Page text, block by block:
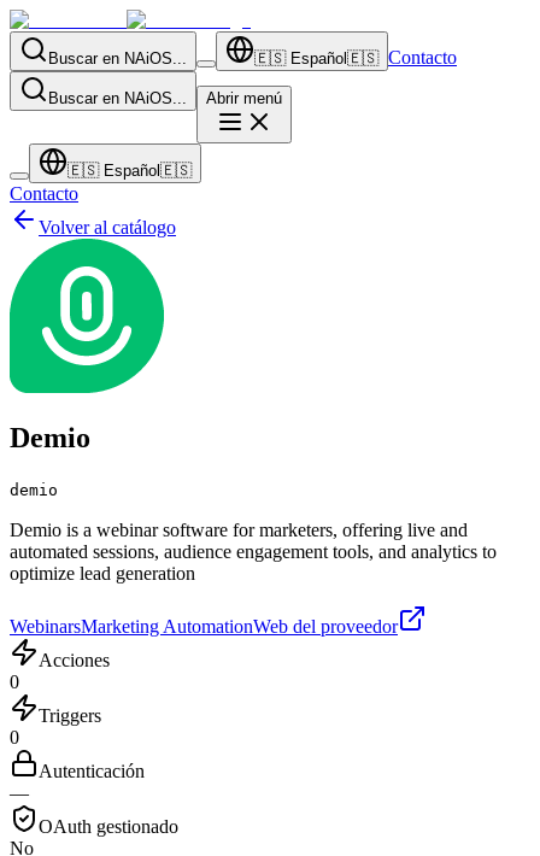
Buscar en NAiOS... 🇪🇸 Español 🇪🇸 Contacto
Buscar en NAiOS... Abrir menú
🇪🇸 Español 🇪🇸
Contacto
Volver al catálogo
Demio
demio
Demio is a webinar software for marketers, offering live and
automated sessions, audience engagement tools, and analytics to
optimize lead generation
WebinarsMarketing AutomationWeb del proveedor
Acciones
0
Triggers
0
Autenticación
—
OAuth gestionado
No